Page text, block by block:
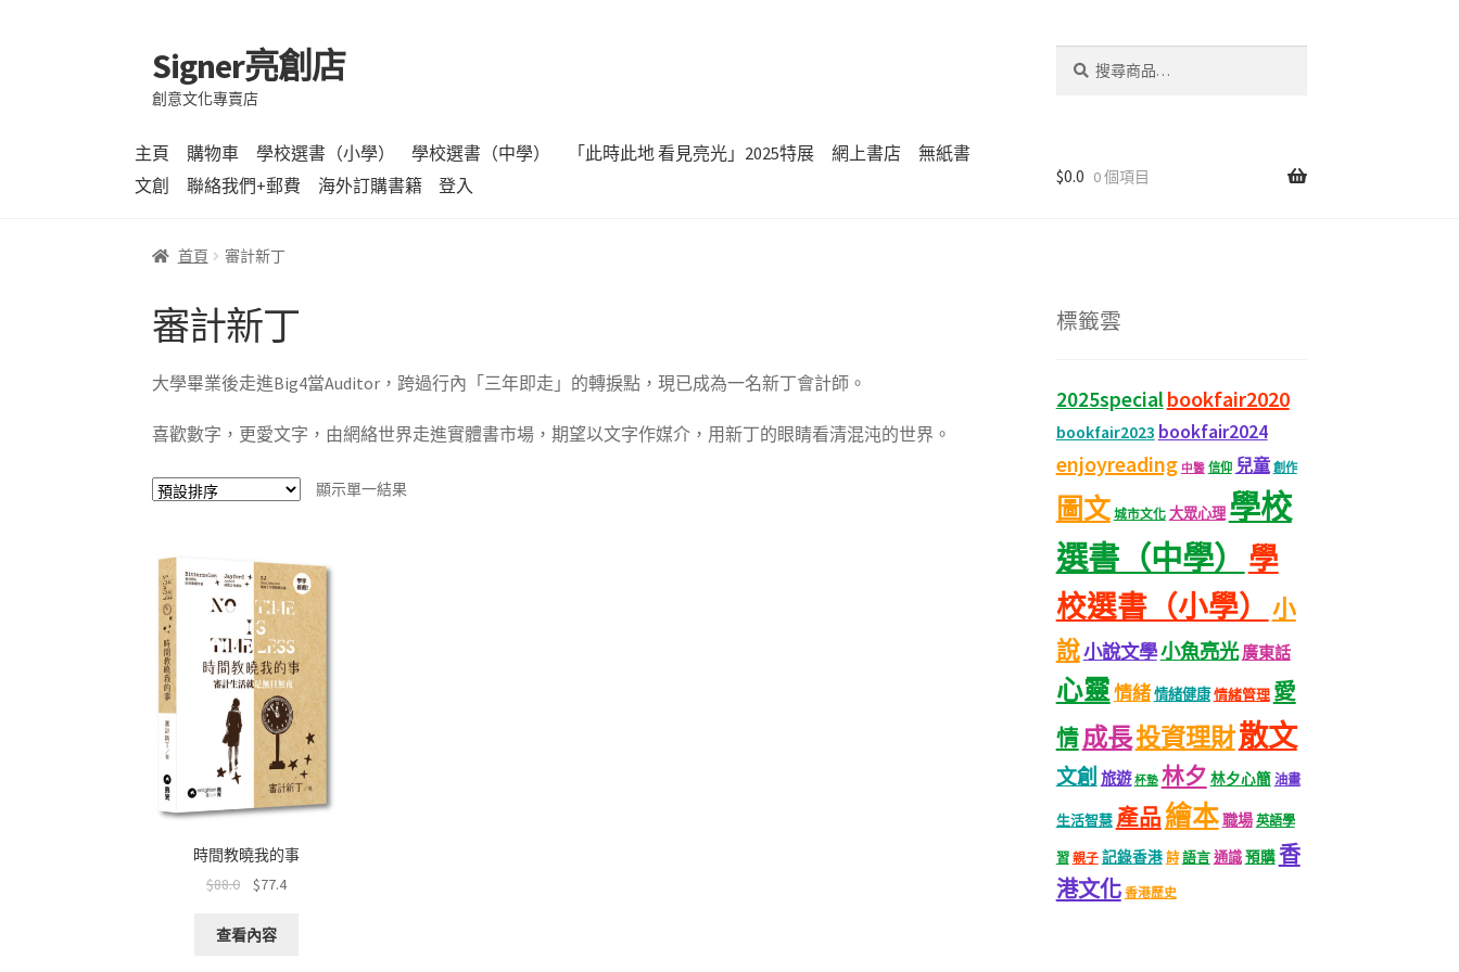
跳
至
導
列
跳
至
主
內
容
Signer亮創店
創意文化專賣店
主頁 購物車 學校選書（小學） 學校選書（中學） 「此時此地 看見亮光」2025特展 網上書店
無紙書
文創
聯絡我們+郵費 海外訂購書籍 登入 $0.0 0 個項目
首頁 審計新丁
審計新丁
大學畢業後走進Big4當Auditor，跨過行內「三年即走」的轉捩點，現已成為一名新丁會計師。
喜歡數字，更愛文字，由網絡世界走進實體書市場，期望以文字作媒介，用新丁的眼睛看清混沌的世界。
顯示單一結果
時間教曉我的事
$88.0 $77.4
查看內容
標籤雲
2025specialbookfair2020
bookfair2023 bookfair2024
enjoyreading 中醫 信仰 兒童 創作
圖文 城市文化 大眾心理 學校
選書（中學）
學
校選書（小學）
小
說小說文學小魚亮光廣東話
心靈情緒情緒健康情緒管理 愛
情成長投資理財散文
文創 旅遊 杯墊 林夕 林夕心簡 油畫
生活智慧 產品繪本職場 英語學
習 親子 記錄香港 詩 語言通識預購香
港文化 香港歷史